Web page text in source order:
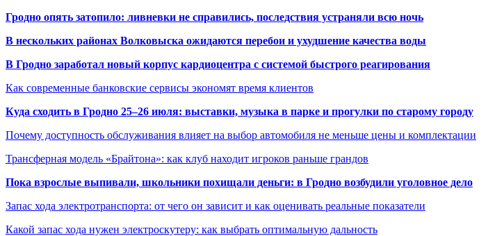
Гродно опять затопило: ливневки не справились, последствия устраняли всю ночь
В нескольких районах Волковыска ожидаются перебои и ухудшение качества воды
В Гродно заработал новый корпус кардиоцентра с системой быстрого реагирования
Как современные банковские сервисы экономят время клиентов
Куда сходить в Гродно 25–26 июля: выставки, музыка в парке и прогулки по старому городу
Почему доступность обслуживания влияет на выбор автомобиля не меньше цены и комплектации
Трансферная модель «Брайтона»: как клуб находит игроков раньше грандов
Пока взрослые выпивали, школьники похищали деньги: в Гродно возбудили уголовное дело
Запас хода электротранспорта: от чего он зависит и как оценивать реальные показатели
Какой запас хода нужен электроскутеру: как выбрать оптимальную дальность